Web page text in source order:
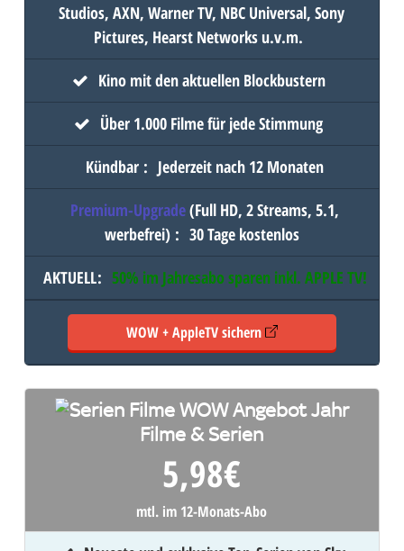
Studios, AXN, Warner TV, NBC Universal, Sony
Pictures, Hearst Networks u.v.m.
Kino mit den aktuellen Blockbustern
Über 1.000 Filme für jede Stimmung
Kündbar : Jederzeit nach 12 Monaten
Premium-Upgrade(Full HD, 2 Streams, 5.1,
werbefrei) : 30 Tage kostenlos
AKTUELL: 50% im Jahresabo sparen inkl. APPLE TV!
WOW + AppleTV sichern
Filme & Serien
5,98€
mtl. im 12-Monats-Abo